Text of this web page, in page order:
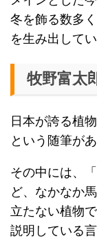
冬を飾る数多
を生み出してい
牧野富太
日本が誇る植
という随筆があ
その中には、
ど、なかなか
立たない植物
説明している言